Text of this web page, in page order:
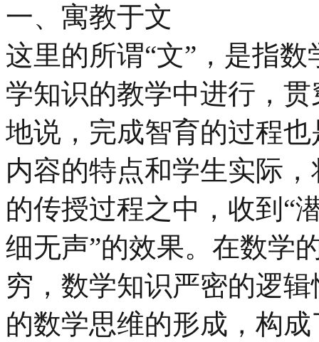
一、寓教于文
这里的所谓“文”，是指
学知识的教学中进行，
地说，完成智育的过程
内容的特点和学生实际
的传授过程之中，收到“
细无声”的效果。在数学
穷，数学知识严密的逻
的数学思维的形成，构